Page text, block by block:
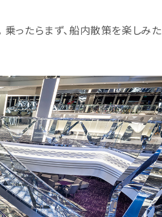
ったらまず、船内散策を楽しみた